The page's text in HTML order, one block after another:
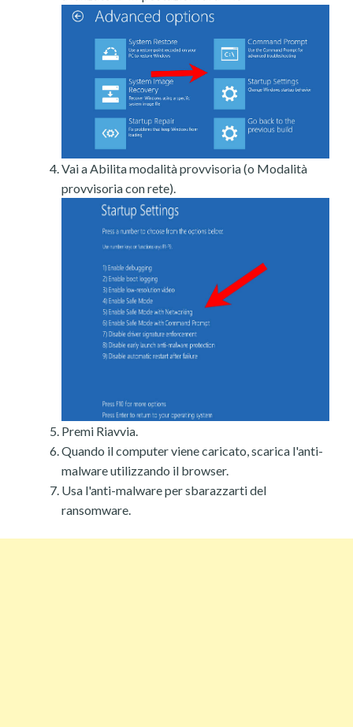
Vai a Abilita modalità provvisoria (o Modalità
provvisoria con rete).
Premi Riavvia.
Quando il computer viene caricato, scarica l'anti-
malware utilizzando il browser.
Usa l'anti-malware per sbarazzarti del
ransomware.